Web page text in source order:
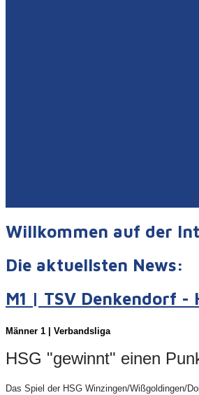
Willkommen auf der
Die aktuellsten News:
M1 | TSV Denkendorf -
Männer 1 | Verbandsliga
HSG "gewinnt" einen
Das Spiel der HSG Winzingen/Wißgoldingen/